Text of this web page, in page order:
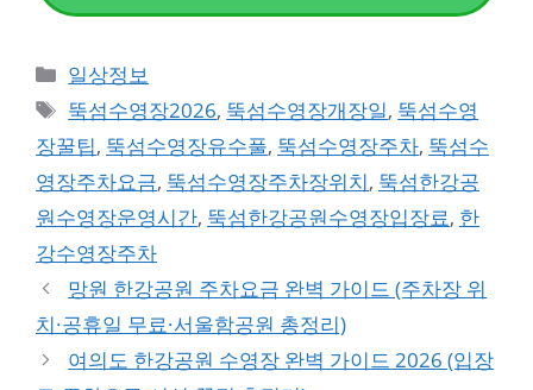
Categories
일상정보
Tags
뚝섬수영장2026, 뚝섬수영장개장일, 뚝섬수영
장꿀팁, 뚝섬수영장유수풀, 뚝섬수영장주차, 뚝섬수
영장주차요금, 뚝섬수영장주차장위치, 뚝섬한강공
원수영장운영시간, 뚝섬한강공원수영장입장료, 한
강수영장주차
망원 한강공원 주차요금 완벽 가이드 (주차장 위
치·공휴일 무료·서울함공원 총정리)
여의도 한강공원 수영장 완벽 가이드 2026 (입장